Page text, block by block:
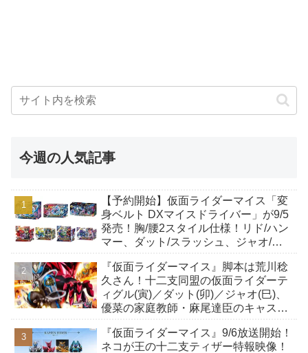
今週の人気記事
【予約開始】仮面ライダーマイス「変
身ベルト DXマイスドライバー」が9/5
発売！胸/腰2スタイル仕様！リド/ハン
マー、ダット/スラッシュ、ジャオ/バ
も！
『仮面ライダーマイス』脚本は荒川稔
久さん！十二支同盟の仮面ライダーテ
ィグル(寅)／ダット(卯)／ジャオ(巳)、
優菜の家庭教師・麻尾達臣のキャスト
んも変身！
『仮面ライダーマイス』9/6放送開始！
ネコが王の十二支ティザー特報映像！